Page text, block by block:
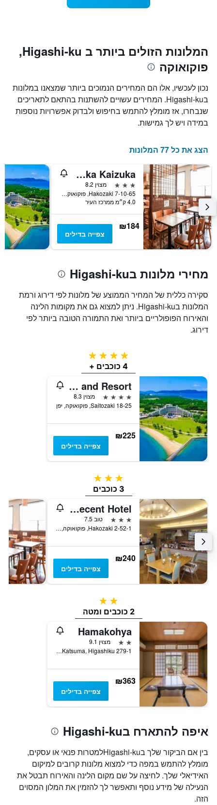
המחיר
הממוצע
של
חדר
במהלך
סוף
השבוע
זה
שנמצא
האחרונים
X
המציגים
את
מספר
הימים
שנותרו
עד
למועד
השהות
כולל
ציר
Y
מחיר
הממוצע
של
חדר
המלונות הזולים ביותר ב Higashi-ku,
פוקואוקה
נכון לעכשיו, אלו הם המחירים הנמוכים ביותר שמצאנו במלונות
בHigashi-ku. המחירים עשויים להשתנות בהתאם לתאריכים
שנבחרו, אז מומלץ להתמש בחיפוש ולבדוק אפשרויות נוספות
במידה ויש לך גמישות.
הצג את כל 77 המלונות
Vessel Hotel Fukuoka Kaizuka
3 כוכבים
מצוין 8.2
7-10-65 Hakozaki, פוקואוקה, יפן
4.0 ק״מ ממרכז העיר
₪184
צפייה בדילים
מחירי מלונות בHigashi-ku
סקירה כללית של המחיר הממוצע של מלונות לפי דירוג ורמת
המלונות בHigashi-ku. ניתן למצוא גם את מקומות הלינה
והאירוח הפופולריים ביותר ואת התמורה הטובה ביותר לפי
דירוג.
4 כוכבים
4 כוכבים +
The Luigans Spa and Resort
4 כוכבים
מצוין 8.3
18-25 Saitozaki, פוקואוקה, יפן
₪225
צפייה בדילים
3 כוכבים
3 כוכבים
Fukuoka Recent Hotel
3 כוכבים
טוב 7.5
2-52-1 Hakozaki, פוקואוקה, יפן
₪240
צפייה בדילים
2 כוכבים
2 כוכבים ומטה
Hamakohya
2 כוכבים
מצוין 9.1
279-1 Katsuma, Higashiku, פוקואוקה, יפן
₪363
צפייה בדילים
איפה להתארח בHigashi-ku
בין אם הביקור שלך בHigashi-kuלמטרות פנאי או עסקים,
מומלץ להתמש במפה כדי למצוא מלונות קרובים למיקום
האידיאלי שלך. לחיצה על שם מקום הלינה והאירוח תבטל את
הנעילה של מידע נוסף ותאפשר לך להזמין את המלון המסוים
הזה.